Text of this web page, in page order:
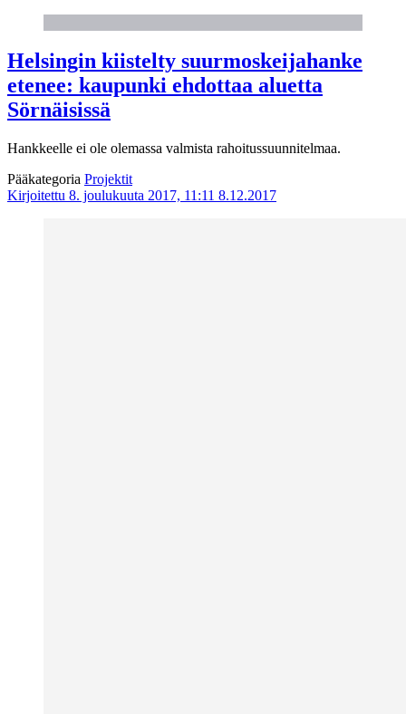
Helsingin kiistelty suurmoskeija­hanke
etenee: kaupunki ehdottaa aluetta
Sörnäisissä
Hankkeelle ei ole olemassa valmista rahoitussuunnitelmaa.
Pääkategoria Projektit
Kirjoitettu 8. joulukuuta 2017, 11:11 8.12.2017